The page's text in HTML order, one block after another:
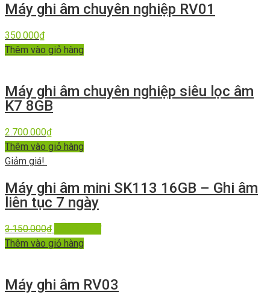
Máy ghi âm chuyên nghiệp RV01
350.000₫
Thêm vào giỏ hàng
Máy ghi âm chuyên nghiệp siêu lọc âm
K7 8GB
2.700.000₫
Thêm vào giỏ hàng
Giảm giá!
Máy ghi âm mini SK113 16GB – Ghi âm
liên tục 7 ngày
3.150.000₫
Thêm vào giỏ hàng
Máy ghi âm RV03